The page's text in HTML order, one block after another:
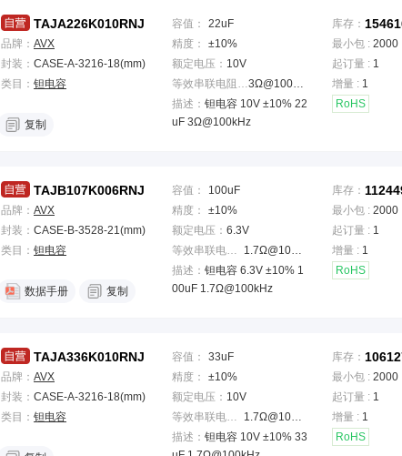
TAJA226K010RNJ
品牌： AVX
封装： CASE-A-3216-18(mm)
类目： 钽电容
复制
容值 ：
22uF
精度：
±10%
额定电压 ： 10V
等效串联电阻(ESR)
：
3Ω@100kHz
描述： 钽电容 10V ±10% 22
uF 3Ω@100kHz
库存：
最小包 :2000
起订量 : 1
增量 : 1
RoHS
TAJB107K006RNJ
品牌： AVX
封装： CASE-B-3528-21(mm)
类目： 钽电容
数据手册 复制
容值 ：
100uF
精度：
±10%
额定电压 ： 6.3V
等效串联电阻(ESR)
：
1.7Ω@100kHz
描述： 钽电容 6.3V ±10% 1
00uF 1.7Ω@100kHz
库存：
最小包 :2000
起订量 : 1
增量 : 1
RoHS
TAJA336K010RNJ
品牌： AVX
封装： CASE-A-3216-18(mm)
类目： 钽电容
容值 ：
33uF
精度：
±10%
额定电压 ： 10V
等效串联电阻(ESR)
：
1.7Ω@100kHz
描述： 钽电容 10V ±10% 33
库存：
最小包 :2000
起订量 : 1
增量 : 1
RoHS